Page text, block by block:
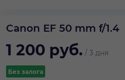
Canon EF 50 mm f/1.4
1 200 руб. / 3 дня
Без залога